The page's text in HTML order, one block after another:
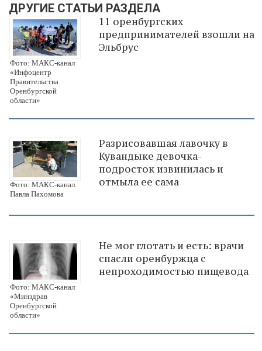
ДРУГИЕ СТАТЬИ РАЗДЕЛА
Фото: МАКС-канал
«Инфоцентр
Правительства
Оренбургской
области»
11 оренбургских
предпринимателей взошли на
Эльбрус
Фото: МАКС-канал
Павла Пахомова
Разрисовавшая лавочку в
Кувандыке девочка-
подросток извинилась и
отмыла ее сама
Фото: МАКС-канал
«Минздрав
Оренбургской
области»
Не мог глотать и есть: врачи
спасли оренбуржца с
непроходимостью пищевода